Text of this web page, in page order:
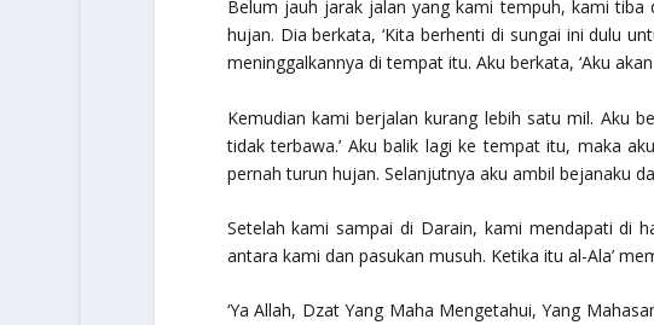
Belum jauh jarak jalan yang kami tempuh, kami tiba
hujan. Dia berkata, ‘Kita berhenti di sungai ini dulu
meninggalkannya di tempat itu. Aku berkata, ‘Aku
Kemudian kami berjalan kurang lebih satu mil. Aku
tidak terbawa.’ Aku balik lagi ke tempat itu, maka
pernah turun hujan. Selanjutnya aku ambil bejanaku
Setelah kami sampai di Darain, kami mendapati di
antara kami dan pasukan musuh. Ketika itu al-Ala’
‘Ya Allah, Dzat Yang Maha Mengetahui, Yang